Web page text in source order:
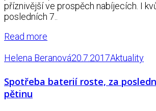
příznivější ve prospěch nabíjecích. I
posledních 7..
Read more
Helena Beranová20.7.2017Aktuality
Spotřeba baterií roste, za
pětinu